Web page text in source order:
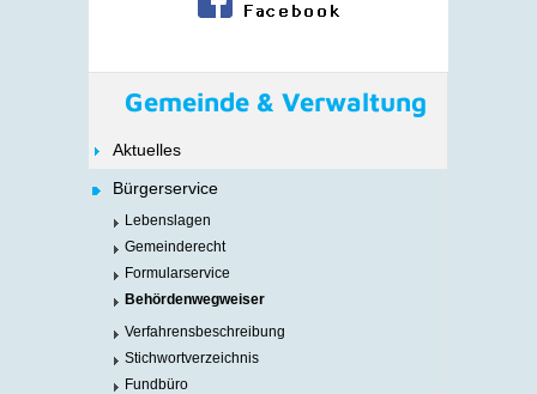
Gemeinde & Verwaltung
Aktuelles
Bürgerservice
Lebenslagen
Gemeinderecht
Formularservice
Behördenwegweiser
Verfahrensbeschreibung
Stichwortverzeichnis
Fundbüro